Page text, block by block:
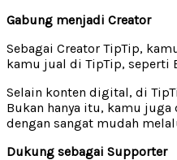
Gabung menjadi Creator
Sebagai Creator TipTip,
kamu jual di TipTip, seperti
Selain konten digital, di
Bukan hanya itu, kamu
dengan sangat mudah
Dukung sebagai Supporter